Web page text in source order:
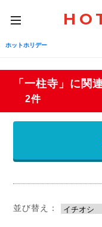
toggle
navigation
ホットホリデー
「一柱寺」に関
2件
並び替え：